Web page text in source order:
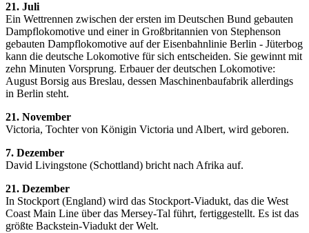
21. Juli
Ein Wettrennen zwischen der ersten im Deutschen Bund gebauten
Dampflokomotive und einer in Großbritannien von Stephenson
gebauten Dampflokomotive auf der Eisenbahnlinie Berlin - Jüterbog
kann die deutsche Lokomotive für sich entscheiden. Sie gewinnt mit
zehn Minuten Vorsprung. Erbauer der deutschen Lokomotive:
August Borsig aus Breslau, dessen Maschinenbaufabrik allerdings
in Berlin steht.
21. November
Victoria, Tochter von Königin Victoria und Albert, wird geboren.
7. Dezember
David Livingstone (Schottland) bricht nach Afrika auf.
21. Dezember
In Stockport (England) wird das Stockport-Viadukt, das die West
Coast Main Line über das Mersey-Tal führt, fertiggestellt. Es ist das
größte Backstein-Viadukt der Welt.